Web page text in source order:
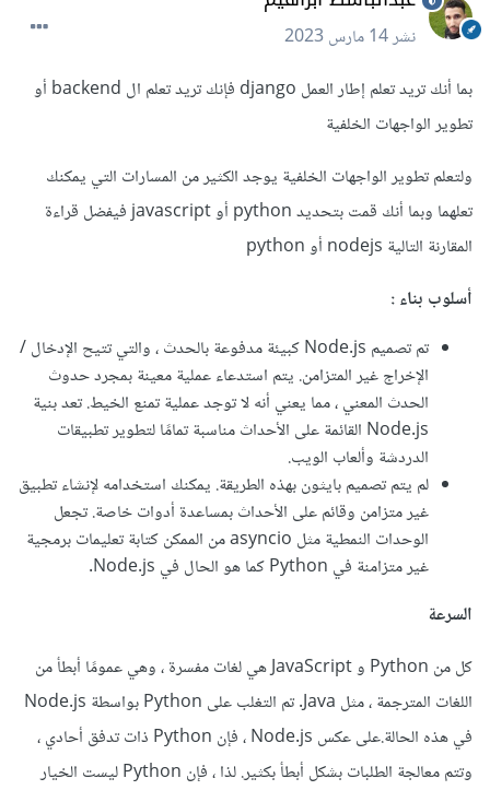
نشر14 مارس 2023
بما أنك تريد تعلم إطار العمل django فإنك تريد تعلم ال backend أو
تطوير الواجهات الخلفية
ولتعلم تطوير الواجهات الخلفية يوجد الكثير من المسارات التي يمكنك
تعلهما وبما أنك قمت بتحديد python أو javascript فيفضل قراءة
المقارنة التالية nodejs أو python
أسلوب بناء :
تم
تصميم Node.js كبيئة مدفوعة بالحدث ، والتي تتيح الإدخال /
الإخراج غير المتزامن. يتم استدعاء عملية معينة بمجرد حدوث
الحدث المعني ، مما يعني أنه لا توجد عملية تمنع الخيط. تعد بنية
Node.js القائمة على الأحداث مناسبة تمامًا لتطوير تطبيقات
الدردشة وألعاب الويب.
لم يتم تصميم بايثون بهذه الطريقة. يمكنك استخدامه لإنشاء تطبيق
غير متزامن وقائم على الأحداث بمساعدة أدوات خاصة. تجعل
الوحدات النمطية مثل asyncio من الممكن كتابة تعليمات برمجية
غير متزامنة في Python كما هو الحال في Node.js.
السرعة
كل من Python و JavaScript هي لغات مفسرة ، وهي عمومًا أبطأ من
اللغات المترجمة ، مثل Java. تم التغلب على Python بواسطة Node.js
في هذه الحالة.على عكس Node.js ، فإن Python ذات تدفق أحادي ،
وتتم معالجة الطلبات بشكل أبطأ بكثير. لذا ، فإن Python ليست الخيار